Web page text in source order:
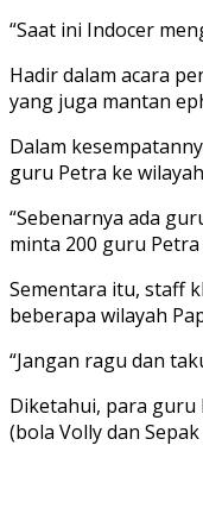
“Saat ini Indocer
Hadir dalam acara
yang juga mantan
Dalam
guru Petra ke
“Sebenarnya ada
minta 200 guru
Sementara itu, staff
beberapa wilayah
“Jangan ragu dan
Diketahui, para guru
(bola Volly dan